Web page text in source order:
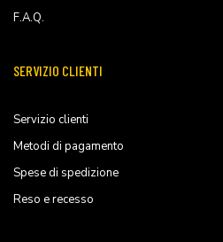
F.A.Q.
SERVIZIO CLIENTI
Servizio clienti
Metodi di pagamento
Spese di spedizione
Reso e recesso